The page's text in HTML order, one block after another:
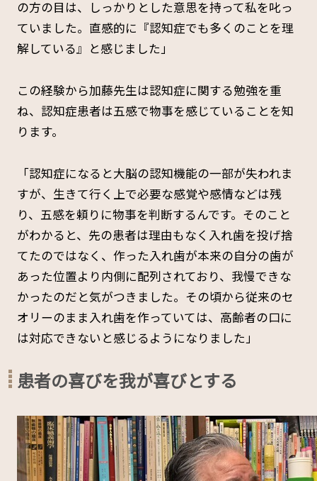
の方の目は、しっかりとした意思を持って私を叱っ
ていました。直感的に『認知症でも多くのことを理
解している』と感じました」
この経験から加藤先生は認知症に関する勉強を重
ね、認知症患者は五感で物事を感じていることを知
ります。
「認知症になると大脳の認知機能の一部が失われま
すが、生きて行く上で必要な感覚や感情などは残
り、五感を頼りに物事を判断するんです。そのこと
がわかると、先の患者は理由もなく入れ歯を投げ捨
てたのではなく、作った入れ歯が本来の自分の歯が
あった位置より内側に配列されており、我慢できな
かったのだと気がつきました。その頃から従来のセ
オリーのまま入れ歯を作っていては、高齢者の口に
は対応できないと感じるようになりました」
患者の喜びを我が喜びとする